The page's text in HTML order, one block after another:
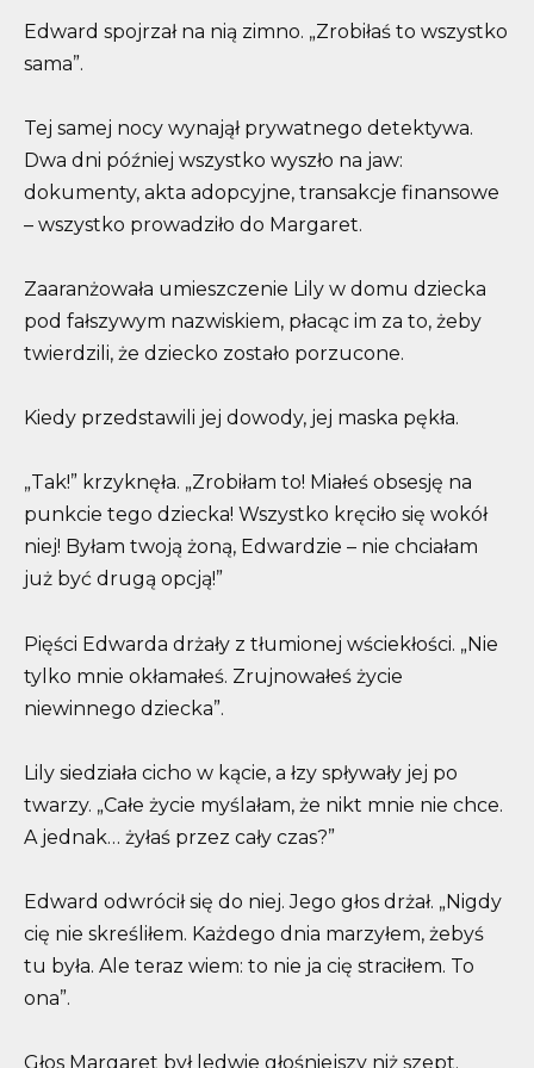
Edward spojrzał na nią zimno. „Zrobiłaś to wszystko
sama”.
Tej samej nocy wynajął prywatnego detektywa.
Dwa dni później wszystko wyszło na jaw:
dokumenty, akta adopcyjne, transakcje finansowe
– wszystko prowadziło do Margaret.
Zaaranżowała umieszczenie Lily w domu dziecka
pod fałszywym nazwiskiem, płacąc im za to, żeby
twierdzili, że dziecko zostało porzucone.
Kiedy przedstawili jej dowody, jej maska pękła.
„Tak!” krzyknęła. „Zrobiłam to! Miałeś obsesję na
punkcie tego dziecka! Wszystko kręciło się wokół
niej! Byłam twoją żoną, Edwardzie – nie chciałam
już być drugą opcją!”
Pięści Edwarda drżały z tłumionej wściekłości. „Nie
tylko mnie okłamałeś. Zrujnowałeś życie
niewinnego dziecka”.
Lily siedziała cicho w kącie, a łzy spływały jej po
twarzy. „Całe życie myślałam, że nikt mnie nie chce.
A jednak… żyłaś przez cały czas?”
Edward odwrócił się do niej. Jego głos drżał. „Nigdy
cię nie skreśliłem. Każdego dnia marzyłem, żebyś
tu była. Ale teraz wiem: to nie ja cię straciłem. To
ona”.
Głos Margaret był ledwie głośniejszy niż szept.